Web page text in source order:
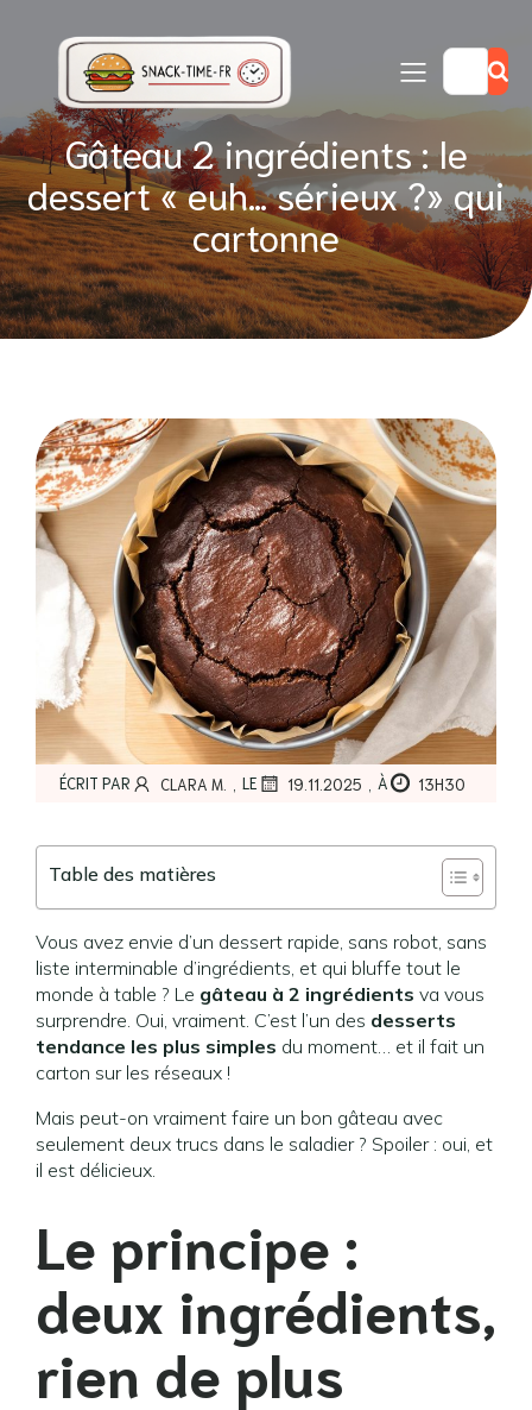
Gâteau 2 ingrédients : le
dessert « euh… sérieux ?» qui
cartonne
ÉCRIT PAR CLARA M. , LE 19.11.2025 , À 13H30
Table des matières
Vous avez envie d’un dessert rapide, sans robot, sans
liste interminable d’ingrédients, et qui bluffe tout le
monde à table ? Le gâteau à 2 ingrédients va vous
surprendre. Oui, vraiment. C’est l’un des desserts
tendance les plus simples du moment… et il fait un
carton sur les réseaux !
Mais peut-on vraiment faire un bon gâteau avec
seulement deux trucs dans le saladier ? Spoiler : oui, et
il est délicieux.
Le principe :
deux ingrédients,
rien de plus